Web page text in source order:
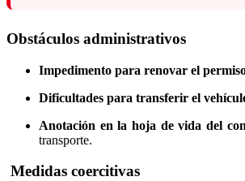
Obstáculos administrativos
Impedimento para renovar el
Dificultades para transferir el
Anotación en la hoja de vida del
transporte.
Medidas coercitivas